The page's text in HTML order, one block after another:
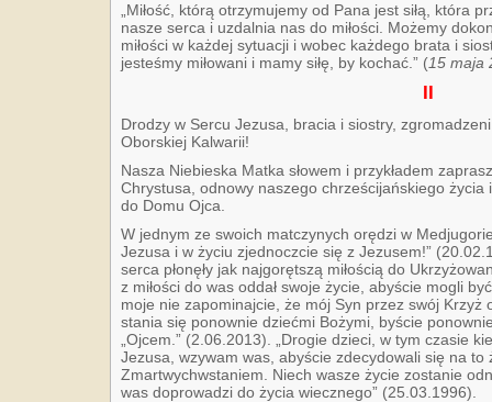
„Miłość, którą otrzymujemy od Pana jest siłą, która
nasze serca i uzdalnia nas do miłości. Możemy
miłości w każdej sytuacji i wobec każdego brata i
jesteśmy miłowani i mamy siłę, by kochać.” (15 maja
II
Drodzy w Sercu Jezusa, bracia i siostry,
Oborskiej Kalwarii!
Nasza Niebieska Matka słowem i przykładem
Chrystusa, odnowy naszego chrześcijańskiego
do Domu Ojca.
W jednym ze swoich matczynych orędzi w
Jezusa i w życiu zjednoczcie się z Jezusem!”
serca płonęły jak najgorętszą miłością do
z miłości do was oddał swoje życie, abyście mogli
moje nie zapominajcie, że mój Syn przez swój Krzyż
stania się ponownie dziećmi Bożymi, byście
„Ojcem.” (2.06.2013). „Drogie dzieci, w tym czasie
Jezusa, wzywam was, abyście zdecydowali się na to
Zmartwychwstaniem. Niech wasze życie zostanie
was doprowadzi do życia wiecznego” (25.03.1996).